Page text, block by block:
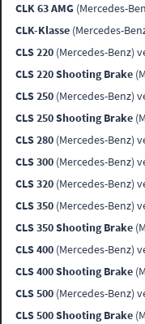
CLK 63 AMG (Mercedes-
CLK-Klasse (Mercedes-
CLS 220 (Mercedes-Benz)
CLS 220 Shooting Brake
CLS 250 (Mercedes-Benz)
CLS 250 Shooting Brake
CLS 280 (Mercedes-Benz)
CLS 300 (Mercedes-Benz)
CLS 320 (Mercedes-Benz)
CLS 350 (Mercedes-Benz)
CLS 350 Shooting Brake
CLS 400 (Mercedes-Benz)
CLS 400 Shooting Brake
CLS 500 (Mercedes-Benz)
CLS 500 Shooting Brake